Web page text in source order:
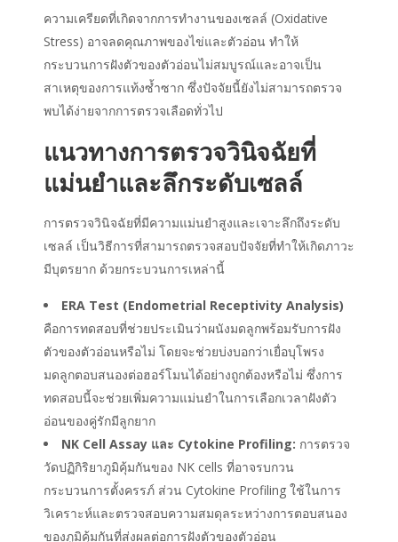
ความเครียดที่เกิดจากการทำงานของเซลล์ (Oxidative
Stress) อาจลดคุณภาพของไข่และตัวอ่อน ทำให้
กระบวนการฝังตัวของตัวอ่อนไม่สมบูรณ์และอาจเป็น
สาเหตุของการแท้งซ้ำซาก ซึ่งปัจจัยนี้ยังไม่สามารถตรวจ
พบได้ง่ายจากการตรวจเลือดทั่วไป
แนวทางการตรวจวินิจฉัยที่
แม่นยำและลึกระดับเซลล์
การตรวจวินิจฉัยที่มีความแม่นยำสูงและเจาะลึกถึงระดับ
เซลล์ เป็นวิธีการที่สามารถตรวจสอบปัจจัยที่ทำให้เกิดภาวะ
มีบุตรยาก ด้วยกระบวนการเหล่านี้
ERA Test (Endometrial Receptivity Analysis)
คือการทดสอบที่ช่วยประเมินว่าผนังมดลูกพร้อมรับการฝัง
ตัวของตัวอ่อนหรือไม่ โดยจะช่วยบ่งบอกว่าเยื่อบุโพรง
มดลูกตอบสนองต่อฮอร์โมนได้อย่างถูกต้องหรือไม่ ซึ่งการ
ทดสอบนี้จะช่วยเพิ่มความแม่นยำในการเลือกเวลาฝังตัว
อ่อนของคู่รักมีลูกยาก
NK Cell Assay และ Cytokine Profiling: การตรวจ
วัดปฏิกิริยาภูมิคุ้มกันของ NK cells ที่อาจรบกวน
กระบวนการตั้งครรภ์ ส่วน Cytokine Profiling ใช้ในการ
วิเคราะห์และตรวจสอบความสมดุลระหว่างการตอบสนอง
ของภูมิคุ้มกันที่ส่งผลต่อการฝังตัวของตัวอ่อน